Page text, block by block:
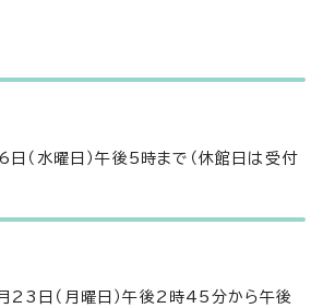
（水曜日）午後5時まで（休館日は受付
23日（月曜日）午後2時45分から午後